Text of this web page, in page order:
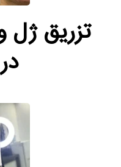
تزریق ژل